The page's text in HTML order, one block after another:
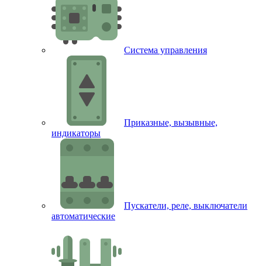
Система управления
Приказные, вызывные,
индикаторы
Пускатели, реле, выключатели
автоматические